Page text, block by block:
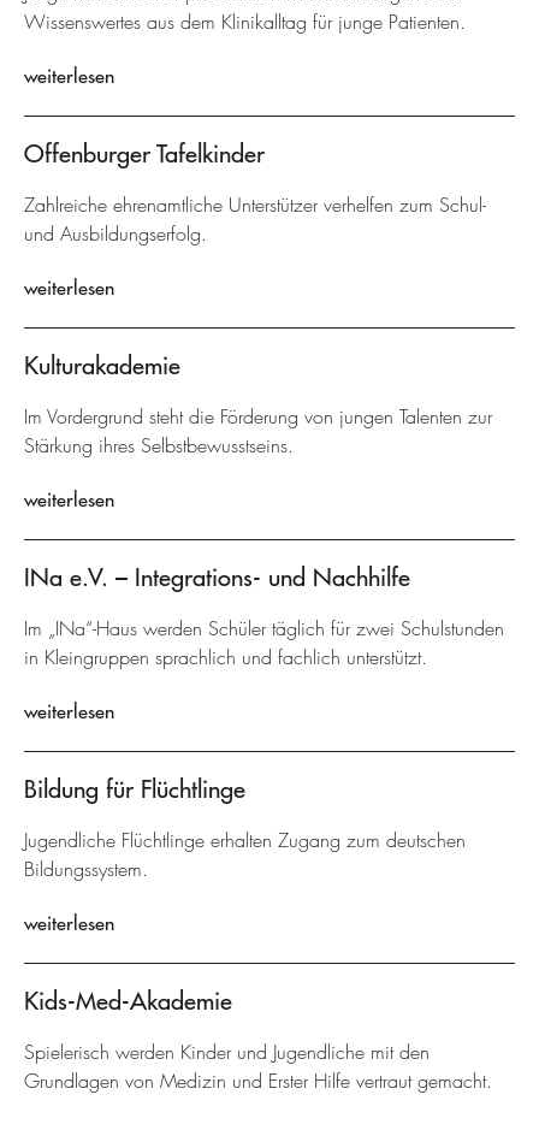
Wissenswertes aus dem Klinikalltag für junge Patienten.
weiterlesen
Offenburger Tafelkinder
Zahlreiche ehrenamtliche Unterstützer verhelfen zum Schul-
und Ausbildungserfolg.
weiterlesen
Kulturakademie
Im Vordergrund steht die Förderung von jungen Talenten zur
Stärkung ihres Selbstbewusstseins.
weiterlesen
INa e.V. – Integrations- und Nachhilfe
Im „INa“-Haus werden Schüler täglich für zwei Schulstunden
in Kleingruppen sprachlich und fachlich unterstützt.
weiterlesen
Bildung für Flüchtlinge
Jugendliche Flüchtlinge erhalten Zugang zum deutschen
Bildungssystem.
weiterlesen
Kids-Med-Akademie
Spielerisch werden Kinder und Jugendliche mit den
Grundlagen von Medizin und Erster Hilfe vertraut gemacht.